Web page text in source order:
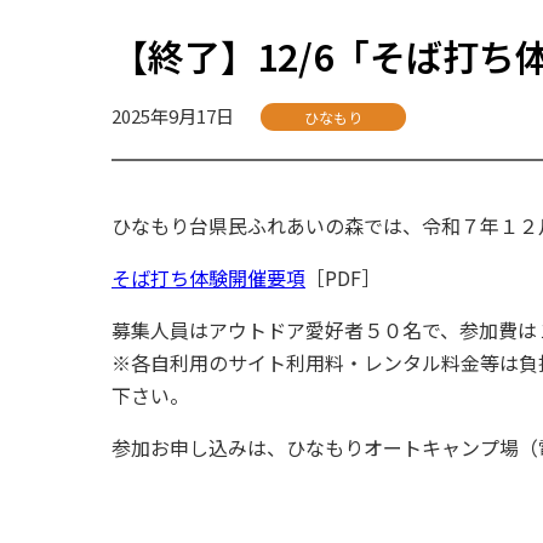
【終了】12/6「そば打ち
2025年9月17日 ひなもり
ひなもり台県民ふれあいの森では、令和７年１
そば打ち体験開催要項 ［PDF］
募集人員はアウトドア愛好者５０名で、参加費
※各自利用のサイト利用料・レンタル料金等は
下さい。
参加お申し込みは、ひなもりオートキャンプ場